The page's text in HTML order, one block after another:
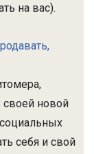
на вас).
своей новой
себя и свой